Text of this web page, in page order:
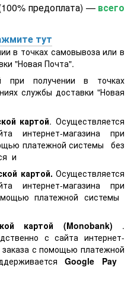
предоплата) — всего
тут
в точках самовывоза или в
"Новая Почта".
при получении в точках
службы доставки "Новая
картой. Осуществляется
интернет-магазина при
платежной системы
без
и
картой. Осуществляется
интернет-магазина при
платежной системы
картой
(Monobank) .
с сайта интернет-
с помощью платежной
Google Pay